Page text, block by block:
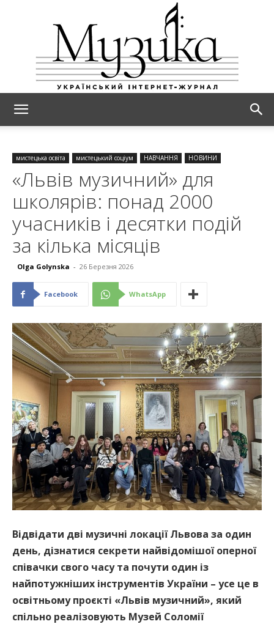
мистецька освіта мистецький соціум НАВЧАННЯ НОВИНИ
«Львів музичний» для
школярів: понад 2000
учасників і десятки подій
за кілька місяців
Olga Golynska - 26 Березня 2026
Facebook WhatsApp
Відвідати дві музичні локації Львова за один
день, дізнатися секрети найвідомішої оперної
співачки свого часу та почути один із
найпотужніших інструментів України – усе це в
освітньому проєкті «Львів музичний», який
спільно реалізовують Музей Соломії